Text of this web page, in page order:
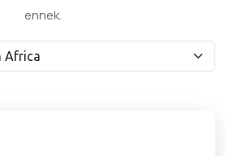
ennek.